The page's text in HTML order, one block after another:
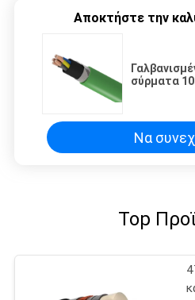
Αποκτήστε την
σύρματα
Να
Top